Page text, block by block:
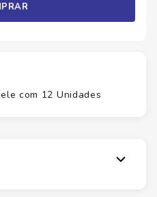
com 12 Unidades